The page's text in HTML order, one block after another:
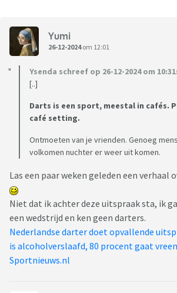
Yumi
26-12-2024om 12:01
Ysenda schreef op 26-12-2024 om 10:31:
[..]
Darts is een sport, meestal in cafés.
café setting.
Ontmoeten van je vrienden. Genoeg
volkomen nuchter er weer uit komen.
Las een paar weken geleden een verhaal
Niet dat ik achter deze uitspraak sta, ik
een wedstrijd en ken geen darters.
Nederlandse darter doet opvallende
is alcoholverslaafd, 80 procent gaat
Sportnieuws.nl